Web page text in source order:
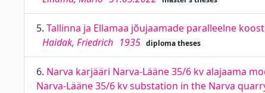
5. Tallinna ja Ellamaa jõujaamade paralleelne
Haidak, Friedrich 1935 diploma theses
6. Narva karjääri Narva-Lääne 35/6 kv alajaama
Narva-Lääne 35/6 kv substation in the Narva